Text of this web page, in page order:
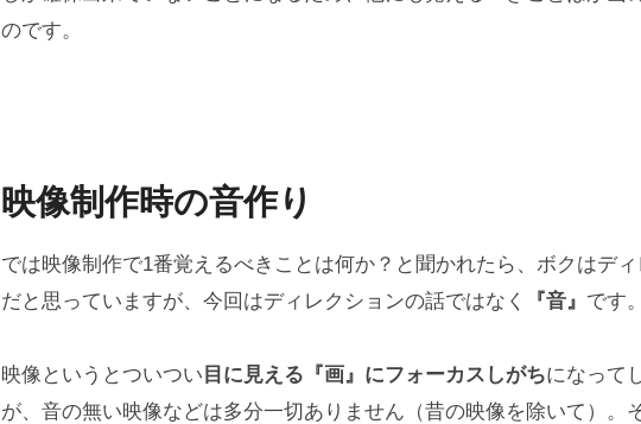
のです。
映像制作時の音作り
では映像制作で1番覚えるべきことは何か？と聞かれたら、ボクはデ
だと思っていますが、今回はディレクションの話ではなく
『音』 です
映像というとついつい 目に見える『画』にフォーカスしがちになって
が、音の無い映像などは多分一切ありません（昔の映像を除いて）。